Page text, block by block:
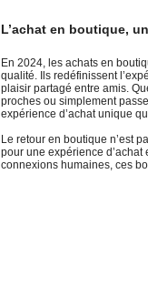
L’achat en boutique,
En 2024, les achats en
qualité. Ils redéfinissent
plaisir partagé entre amis.
proches ou simplement
expérience d’achat unique
Le retour en boutique n’est
pour une expérience
connexions humaines, ces